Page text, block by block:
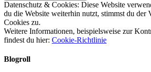
Datenschutz & Cookies: Diese Website
du die Website weiterhin nutzt, stimmst du der
Cookies zu.
Weitere Informationen, beispielsweise zur
findest du hier: Cookie-Richtlinie
Blogroll